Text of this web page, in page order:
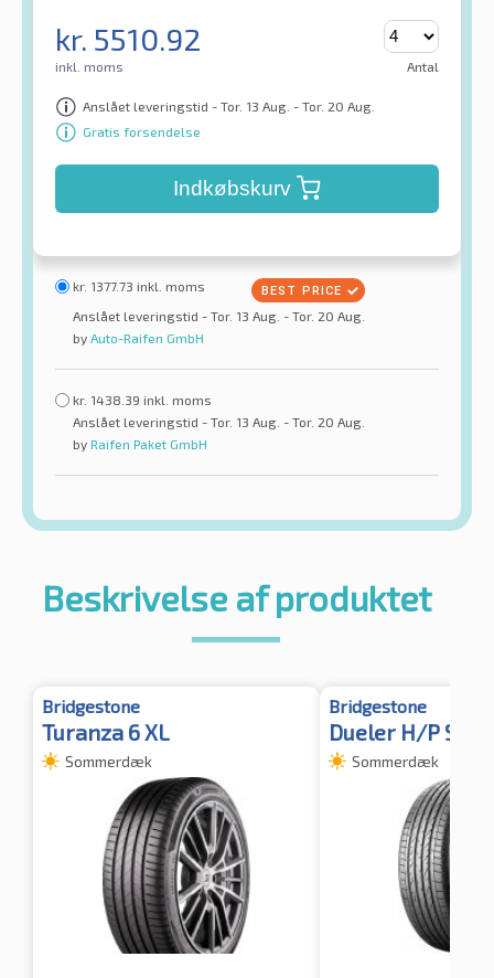
kr. 5510.92
inkl. moms Antal
Anslået leveringstid - Tor. 13 Aug. - Tor. 20 Aug.
Gratis forsendelse
Indkøbskurv
kr. 1377.73 inkl. moms
Anslået leveringstid - Tor. 13 Aug. - Tor. 20 Aug.
by Auto-Raifen GmbH
kr. 1438.39 inkl. moms
Anslået leveringstid - Tor. 13 Aug. - Tor. 20 Aug.
by Raifen Paket GmbH
Beskrivelse af produktet
Bridgestone
Turanza 6 XL
Sommerdæk
Bridgestone
Dueler H/P
Sommerdæk